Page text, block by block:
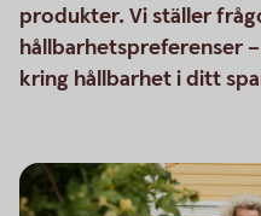
produkter. Vi ställer
hållbarhetspreferenser
kring hållbarhet i ditt